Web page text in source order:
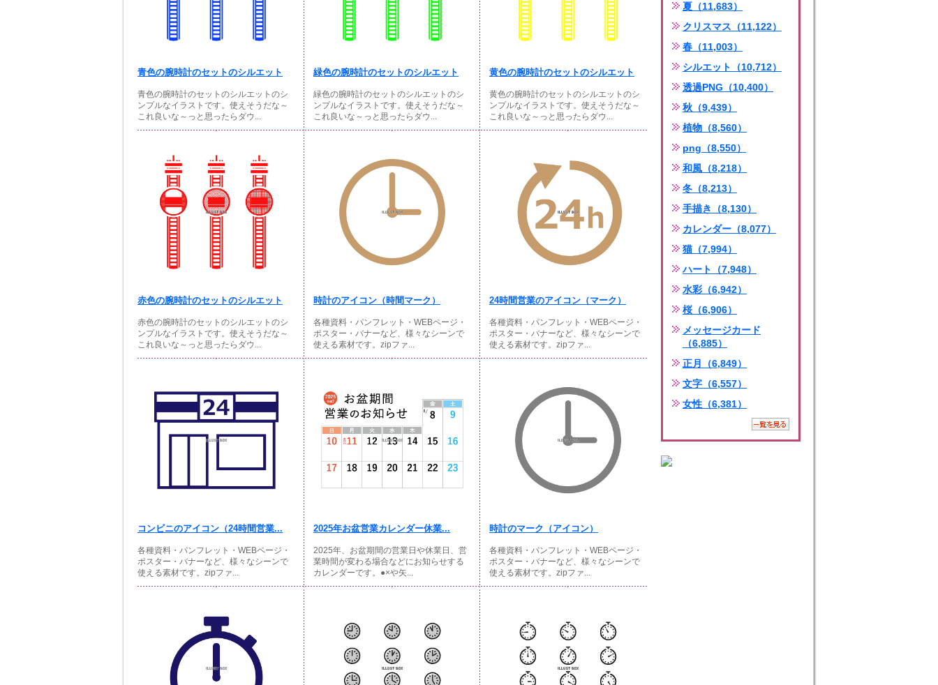
青色の腕時計のセットのシルエット
青色の腕時計のセットのシルエットのシ
ンプルなイラストです。使えそうだな～
これ良いな～っと思ったらダウ...
緑色の腕時計のセットのシルエット
緑色の腕時計のセットのシルエットのシ
ンプルなイラストです。使えそうだな～
これ良いな～っと思ったらダウ...
黄色の腕時計のセットのシルエット
黄色の腕時計のセットのシルエットのシ
ンプルなイラストです。使えそうだな～
これ良いな～っと思ったらダウ...
赤色の腕時計のセットのシルエット
赤色の腕時計のセットのシルエットのシ
ンプルなイラストです。使えそうだな～
これ良いな～っと思ったらダウ...
時計のアイコン（時間マーク）
各種資料・パンフレット・WEBページ・
ポスター・バナーなど、様々なシーンで
使える素材です。zipファ...
24時間営業のアイコン（マーク）
各種資料・パンフレット・WEBページ・
ポスター・バナーなど、様々なシーンで
使える素材です。zipファ...
コンビニのアイコン（24時間営業...
各種資料・パンフレット・WEBページ・
ポスター・バナーなど、様々なシーンで
使える素材です。zipファ...
2025年お盆営業カレンダー休業...
2025年、お盆期間の営業日や休業日、営
業時間が変わる場合などにお知らせする
カレンダーです。●×や矢...
時計のマーク（アイコン）
各種資料・パンフレット・WEBページ・
ポスター・バナーなど、様々なシーンで
使える素材です。zipファ...
夏（11,683）
クリスマス（11,122）
春（11,003）
シルエット（10,712）
透過PNG（10,400）
秋（9,439）
植物（8,560）
png（8,550）
和風（8,218）
冬（8,213）
手描き（8,130）
カレンダー（8,077）
猫（7,994）
ハート（7,948）
水彩（6,942）
桜（6,906）
メッセージカード
（6,885）
正月（6,849）
文字（6,557）
女性（6,381）